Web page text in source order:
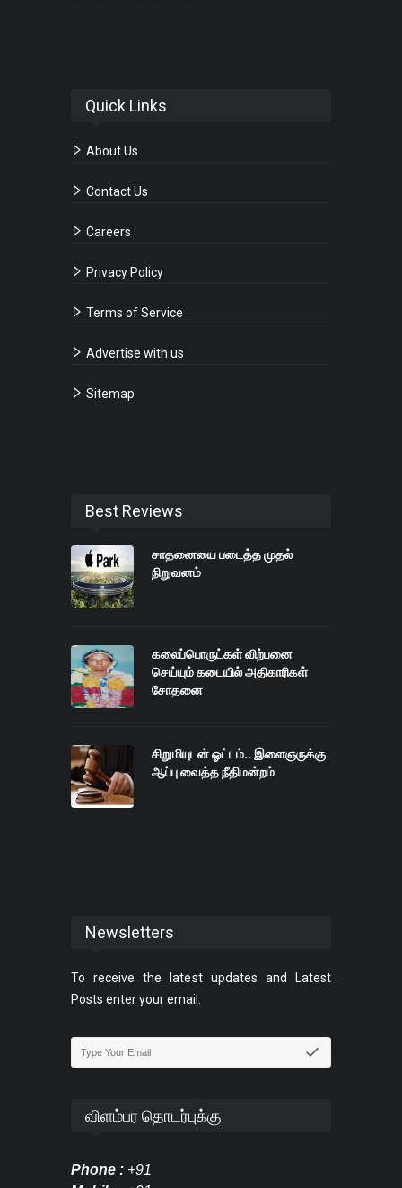
Quick Links
About Us
Contact Us
Careers
Privacy Policy
Terms of Service
Advertise with us
Sitemap
Best Reviews
சாதனையை படைத்த முதல்
நிறுவனம்
கலைப்பொருட்கள் விற்பனை
செய்யும் கடையில் அதிகாரிகள்
சோதனை
சிறுமியுடன் ஓட்டம்.. இளைஞருக்கு
ஆப்பு வைத்த நீதிமன்றம்
Newsletters
To receive the latest updates and Latest
Posts enter your email.
விளம்பர தொடர்புக்கு
Phone : +91